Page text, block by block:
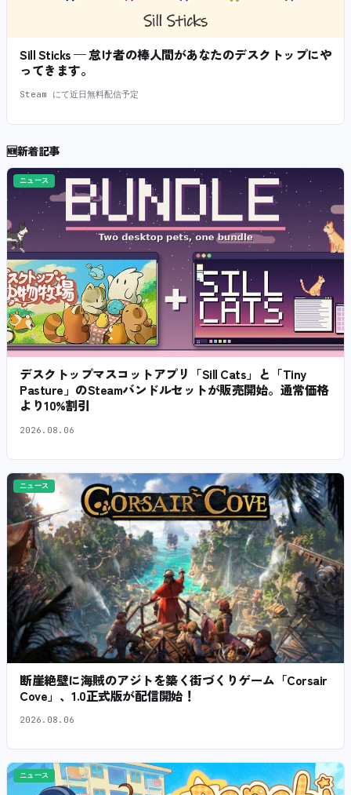
Sill Sticks — 怠け者の棒人間があなたのデスクトップにや
ってきます。
Steam にて近日無料配信予定
🆕新着記事
ニュース
デスクトップマスコットアプリ「Sill Cats」と「Tiny
Pasture」のSteamバンドルセットが販売開始。通常価格
より10%割引
2026.08.06
ニュース
断崖絶壁に海賊のアジトを築く街づくりゲーム「Corsair
Cove」、1.0正式版が配信開始！
2026.08.06
ニュース